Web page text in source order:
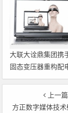
大联大诠鼎集团携
固态变压器重构配
上一篇
方正数字媒体技术壁垒